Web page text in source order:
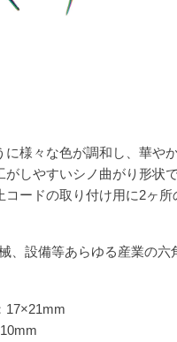
に様々な色が調和し、華や
がしやすいシノ曲がり形状で
コードの取り付け用に2ヶ所
、設備等あらゆる産業の六
17×21mm